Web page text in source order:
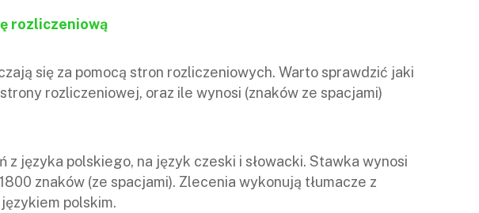
rozliczeniową
się za pomocą stron rozliczeniowych. Warto sprawdzić jaki
rozliczeniowej, oraz ile wynosi (znaków ze spacjami)
z języka polskiego, na język czeski i słowacki. Stawka wynosi
znaków (ze spacjami). Zlecenia wykonują tłumacze z
polskim.